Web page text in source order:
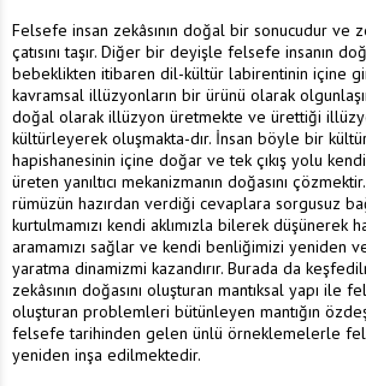
Felsefe insan zekâsının doğal bir sonucudur ve
çatısını taşır. Diğer bir deyişle felsefe insanın
bebeklikten itibaren dil-kültür labirentinin içine
kavramsal illüzyonların bir ürünü olarak
doğal olarak illüzyon üretmekte ve ürettiği
kültürleyerek oluşmakta-dır. İnsan böyle bir
hapishanesinin içine doğar ve tek çıkış yolu
üreten yanıltıcı mekanizmanın doğasını
rümüzün hazırdan verdiği cevaplara sorgusuz
kurtulmamızı kendi aklımızla bilerek düşünerek
aramamızı sağlar ve kendi benliğimizi yeniden
yaratma dinamizmi kazandırır. Burada da
zekâsının doğasını oluşturan mantıksal yapı ile
oluşturan problemleri bütünleyen mantığın
felsefe tarihinden gelen ünlü örneklemelerle
yeniden inşa edilmektedir.